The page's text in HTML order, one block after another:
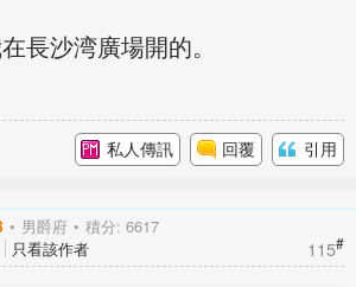
長沙湾廣場開的。
私人傳訊 回覆 引用
男爵府 積分: 6617
115#
只看該作者